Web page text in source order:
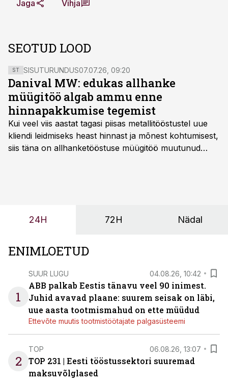
Jaga Vihja
SEOTUD LOOD
ST SISUTURUNDUS07.07.26, 09:20
Danival MW: edukas allhanke
müügitöö algab ammu enne
hinnapakkumise tegemist
Kui veel viis aastat tagasi piisas metallitööstustel uue
kliendi leidmiseks heast hinnast ja mõnest kohtumisest,
siis täna on allhanketööstuse müügitöö muutunud
24H 72H Nädal
ENIMLOETUD
1
SUUR LUGU 04.08.26, 10:42
ABB palkab Eestis tänavu veel 90 inimest.
Juhid avavad plaane: suurem seisak on läbi,
uue aasta tootmismahud on ette müüdud
Ettevõte muutis tootmistöötajate palgasüsteemi
2
TOP 06.08.26, 13:07
TOP 231 | Eesti tööstussektori suuremad
maksuvõlglased